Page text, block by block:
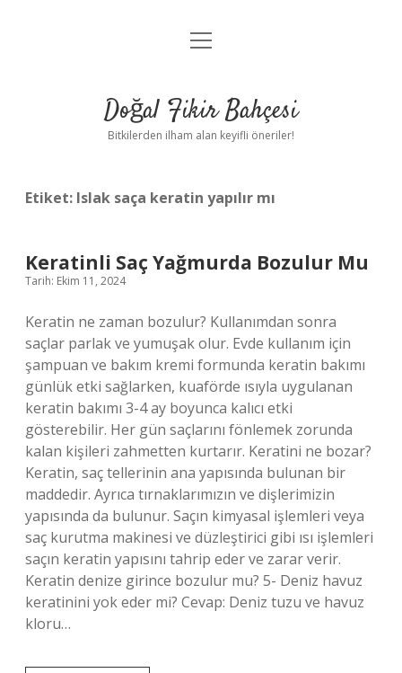
Anasayfa
Yasal Uyarı
menüyü
Doğal Fikir Bahçesi
Bitkilerden ilham alan keyifli öneriler!
Etiket: Islak saça keratin yapılır mı
Keratinli Saç Yağmurda Bozulur Mu
Tarih: Ekim 11, 2024
Keratin ne zaman bozulur? Kullanımdan sonra
saçlar parlak ve yumuşak olur. Evde kullanım için
şampuan ve bakım kremi formunda keratin bakımı
günlük etki sağlarken, kuaförde ısıyla uygulanan
keratin bakımı 3-4 ay boyunca kalıcı etki
gösterebilir. Her gün saçlarını fönlemek zorunda
kalan kişileri zahmetten kurtarır. Keratini ne bozar?
Keratin, saç tellerinin ana yapısında bulunan bir
maddedir. Ayrıca tırnaklarımızın ve dişlerimizin
yapısında da bulunur. Saçın kimyasal işlemleri veya
saç kurutma makinesi ve düzleştirici gibi ısı işlemleri
saçın keratin yapısını tahrip eder ve zarar verir.
Keratin denize girince bozulur mu? 5- Deniz havuz
keratinini yok eder mi? Cevap: Deniz tuzu ve havuz
kloru…